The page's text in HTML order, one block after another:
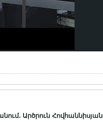
Արծրուն Հովհաննիսյան